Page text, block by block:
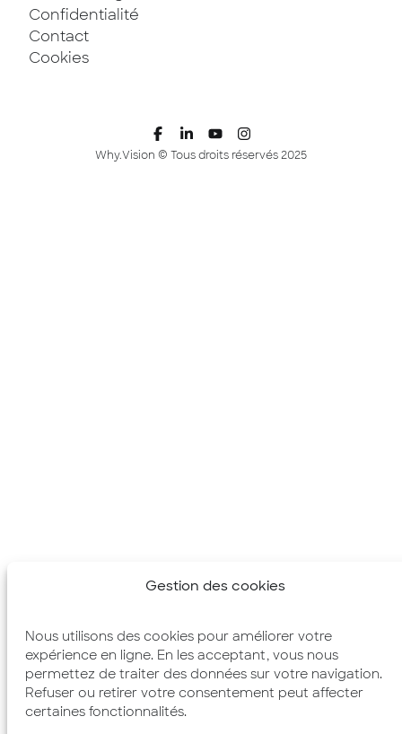
Gestion des cookies
Nous utilisons des cookies pour améliorer votre
expérience en ligne. En les acceptant, vous nous
permettez de traiter des données sur votre navigation.
Refuser ou retirer votre consentement peut affecter
certaines fonctionnalités.
Confidentialité
Contact
Cookies
Why.Vision © Tous droits réservés 2025